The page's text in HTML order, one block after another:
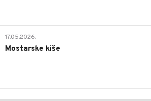
17.05.2026.
Mostarske kiše